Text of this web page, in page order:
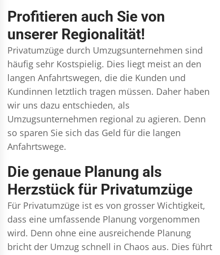
Profitieren auch Sie von
unserer Regionalität!
Privatumzüge durch Umzugsunternehmen sind
häufig sehr Kostspielig. Dies liegt meist an den
langen Anfahrtswegen, die die Kunden und
Kundinnen letztlich tragen müssen. Daher haben
wir uns dazu entschieden, als
Umzugsunternehmen regional zu agieren. Denn
so sparen Sie sich das Geld für die langen
Anfahrtswege.
Die genaue Planung als
Herzstück für Privatumzüge
Für Privatumzüge ist es von grosser Wichtigkeit,
dass eine umfassende Planung vorgenommen
wird. Denn ohne eine ausreichende Planung
bricht der Umzug schnell in Chaos aus. Dies führt